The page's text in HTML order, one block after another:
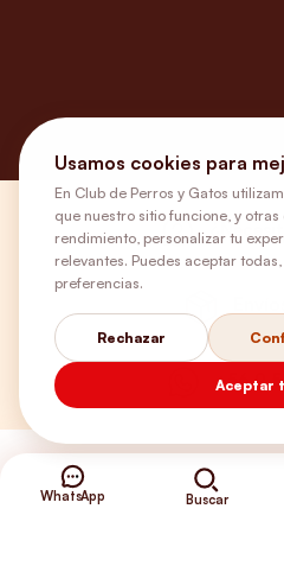
+56 9
WhatsApp Buscar
Usamos cookies para
En Club de Perros y Gatos
que nuestro sitio funcione, y
rendimiento, personalizar tu
relevantes. Puedes aceptar
preferencias.
Rechazar
Aceptar